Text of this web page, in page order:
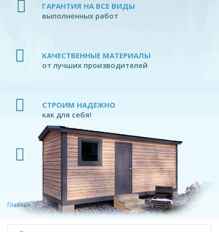
ГАРАНТИЯ НА ВСЕ ВИДЫ
выполненных работ
КАЧЕСТВЕННЫЕ МАТЕРИАЛЫ
от лучших производителей
СТРОИМ НАДЕЖНО
как для себя!
ПРОФЕССИОНАЛЬНЫЕ ПЛОТНИКИ
современное производство
Главная Дно